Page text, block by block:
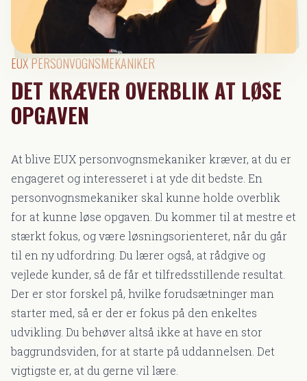
EUX PERSONVOGNSMEKANIKER
DET KRÆVER OVERBLIK AT LØSE
OPGAVEN
At blive EUX personvognsmekaniker kræver, at du er
engageret og interesseret i at yde dit bedste. En
personvognsmekaniker skal kunne holde overblik
for at kunne løse opgaven. Du kommer til at mestre et
stærkt fokus, og være løsningsorienteret, når du går
til en ny udfordring. Du lærer også, at rådgive og
vejlede kunder, så de får et tilfredsstillende resultat.
Der er stor forskel på, hvilke forudsætninger man
starter med, så er der er fokus på den enkeltes
udvikling. Du behøver altså ikke at have en stor
baggrundsviden, for at starte på uddannelsen. Det
vigtigste er, at du gerne vil lære.